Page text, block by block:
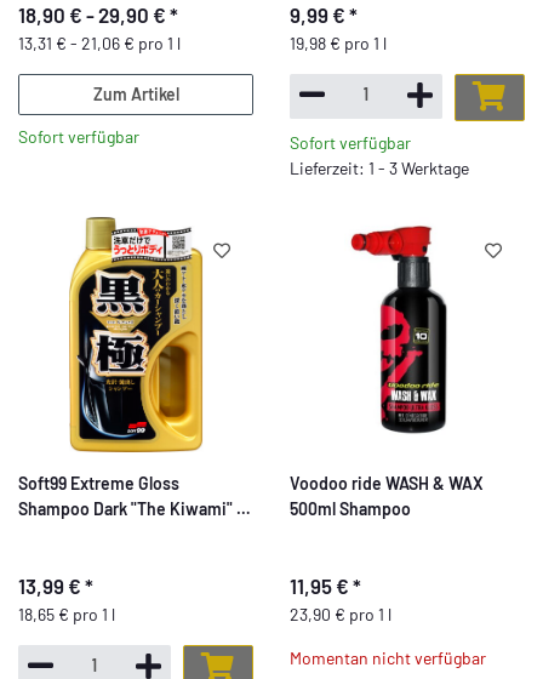
18,90 € -29,90 € *
13,31 € - 21,06 € pro 1 l
Zum Artikel
Sofort verfügbar
9,99 € *
19,98 € pro 1 l
Sofort verfügbar
Lieferzeit: 1 - 3 Werktage
Soft99 Extreme Gloss
Shampoo Dark "The Kiwami" -
13,99 € *
18,65 € pro 1 l
Voodoo ride WASH & WAX
500ml Shampoo
11,95 € *
23,90 € pro 1 l
Momentan nicht verfügbar